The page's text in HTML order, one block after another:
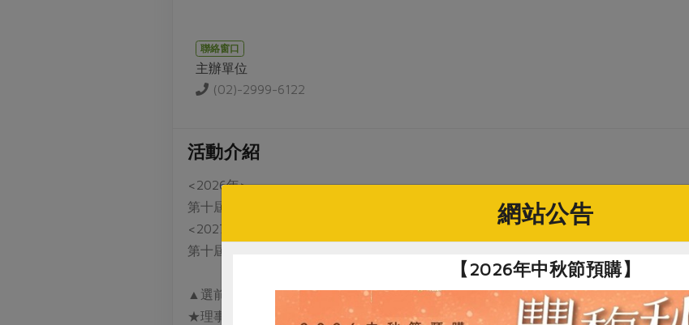
聯絡窗口
主辦單位
(02)-2999-6122
活動介紹
<2026年>
第十屆社代暨第五屆區委選舉
<2027年>
第十屆理事暨第二十屆監事選舉
▲選前先修班課程▲
★理事/監事_必修
網站公告
【2026年中秋節預購】